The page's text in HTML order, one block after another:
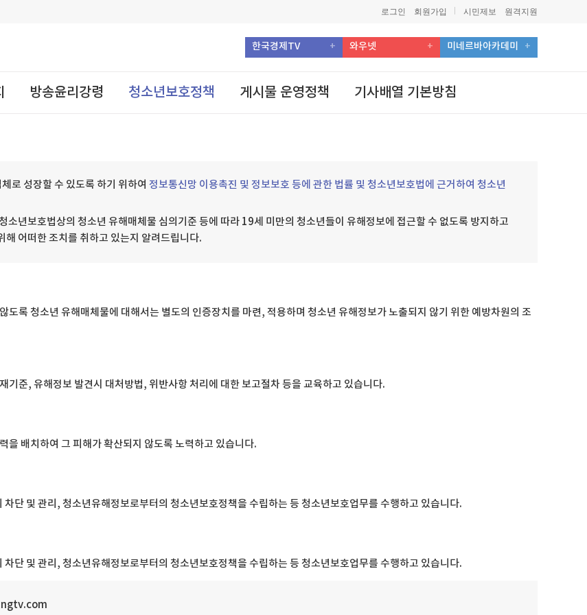
로그인 회원가입 시민제보 원격지원
한국경제TV 와우넷 미네르바아카데미
방송윤리강령 청소년보호정책 게시물 운영정책 기사배열 기본방침
로 성장할 수 있도록 하기 위하여 정보통신망 이용촉진 및 정보보호 등에 관한 법률 및 청소년보호법에 근거하여 청소년
소년보호법상의 청소년 유해매체물 심의기준 등에 따라 19세 미만의 청소년들이 유해정보에 접근할 수 없도록 방지하고
어떠한 조치를 취하고 있는지 알려드립니다.
록 청소년 유해매체물에 대해서는 별도의 인증장치를 마련, 적용하며 청소년 유해정보가 노출되지 않기 위한 예방차원의 조
기준, 유해정보 발견시 대처방법, 위반사항 처리에 대한 보고절차 등을 교육하고 있습니다.
을 배치하여 그 피해가 확산되지 않도록 노력하고 있습니다.
단 및 관리, 청소년유해정보로부터의 청소년보호정책을 수립하는 등 청소년보호업무를 수행하고 있습니다.
단 및 관리, 청소년유해정보로부터의 청소년보호정책을 수립하는 등 청소년보호업무를 수행하고 있습니다.